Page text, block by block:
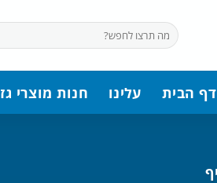
חיפוש
עבור:
דף הבית עלינו חנות מוצרי גז